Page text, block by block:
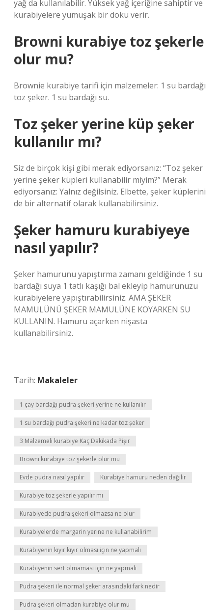
yağ da kullanılabilir. Yüksek yağ içeriğine sahiptir ve
kurabiyelere yumuşak bir doku verir.
Browni kurabiye toz şekerle
olur mu?
Brownie kurabiye tarifi için malzemeler: 1 su bardağı
toz şeker. 1 su bardağı su.
Toz şeker yerine küp şeker
kullanılır mı?
Siz de birçok kişi gibi merak ediyorsanız: “Toz şeker
yerine şeker küpleri kullanabilir miyim?” Merak
ediyorsanız: Yalnız değilsiniz. Elbette, şeker küplerini
de bir alternatif olarak kullanabilirsiniz.
Şeker hamuru kurabiyeye
nasıl yapılır?
Şeker hamurunu yapıştırma zamanı geldiğinde 1 su
bardağı suya 1 tatlı kaşığı bal ekleyip hamurunuzu
kurabiyelere yapıştırabilirsiniz. AMA ŞEKER
MAMULÜNÜ ŞEKER MAMULÜNE KOYARKEN SU
KULLANIN. Hamuru açarken nişasta
kullanabilirsiniz.
Tarih: Makaleler
1 çay bardağı pudra şekeri yerine ne kullanılır
1 su bardağı pudra şekeri ne kadar toz şeker
3 Malzemeli kurabiye Kaç Dakikada Pişir
Browni kurabiye toz şekerle olur mu
Evde pudra nasıl yapılır Kurabiye hamuru neden dağılır
Kurabiye toz şekerle yapılır mı
Kurabiyede pudra şekeri olmazsa ne olur
Kurabiyelerde margarin yerine ne kullanabilirim
Kurabiyenin kıyır kıyır olması için ne yapmalı
Kurabiyenin sert olmaması için ne yapmalı
Pudra şekeri ile normal şeker arasındaki fark nedir
Pudra şekeri olmadan kurabiye olur mu